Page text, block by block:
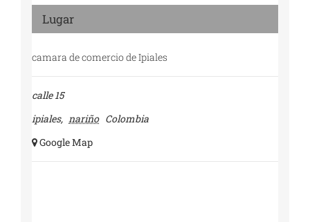
Lugar
camara de comercio de Ipiales
calle 15
ipiales, nariño Colombia
+ Google Map